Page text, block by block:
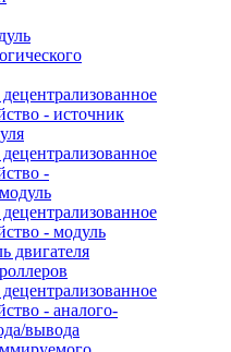
- источник
-
- модуль
двигателя
- аналого-
вывода